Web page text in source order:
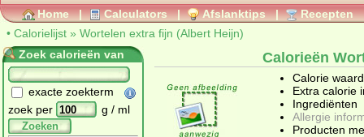
Home | Calculators | Afslanktips | Recepten
• Calorielijst » Wortelen extra fijn (Albert Heijn)
Zoek calorieën van
exacte zoekterm
zoek per
g / ml
Zoeken
Calorieën
Calorie
Extra calorie
Ingrediënten
Allergie
Producten